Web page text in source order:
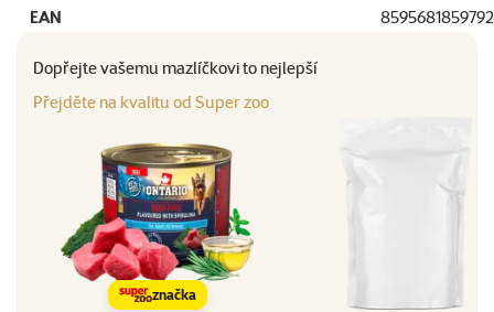
EAN 8595681859792
Dopřejte vašemu mazlíčkovi to nejlepší
Přejděte na kvalitu od Super zoo
značka